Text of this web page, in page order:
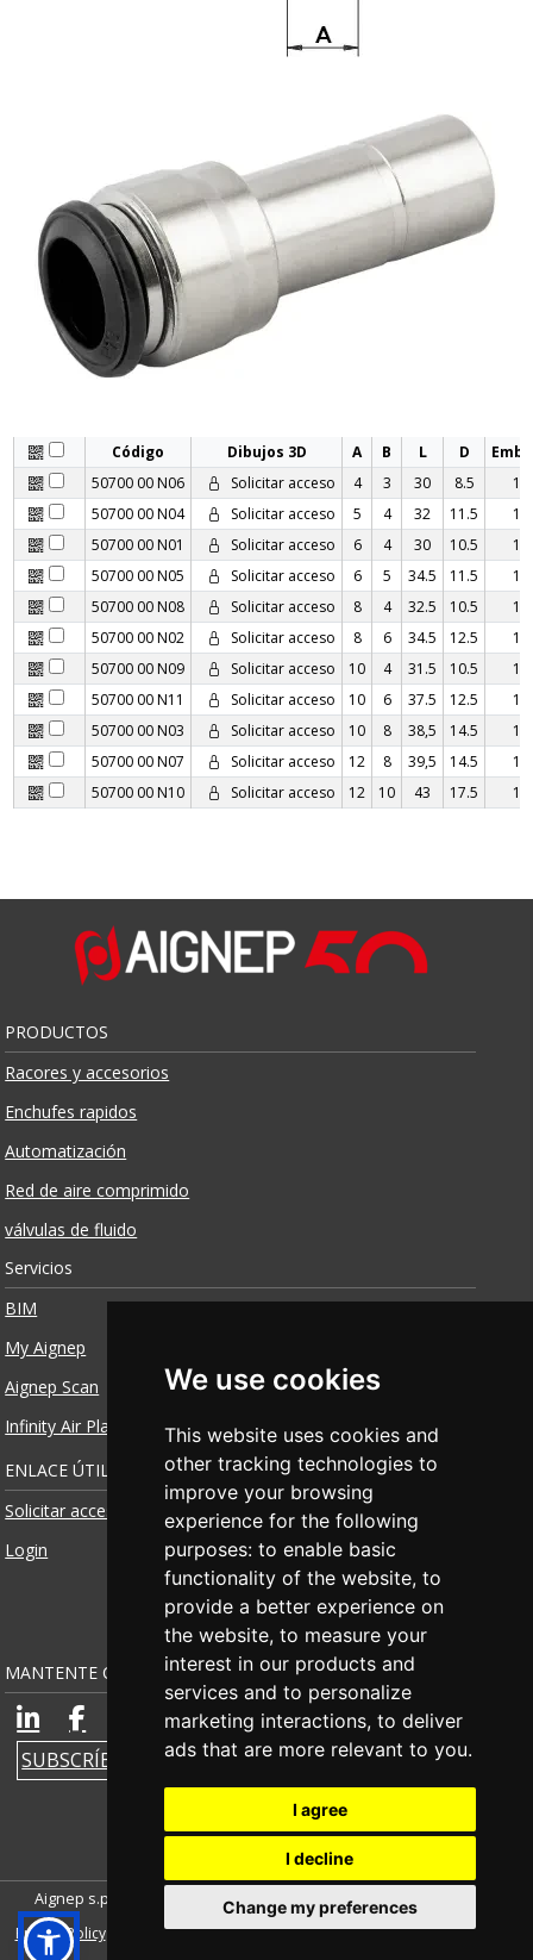
We use cookies
This website uses cookies and
other tracking technologies to
improve your browsing
experience for the following
purposes: to enable basic
functionality of the website, to
provide a better experience on
the website, to measure your
interest in our products and
services and to personalize
marketing interactions, to deliver
ads that are more relevant to you.
I agree
I decline
Change my preferences
Código Dibujos 3D A B L D
50700 00 N06
Solicitar acceso 4 3 30 8.5
10
50700 00 N04
Solicitar acceso 5 4 32 11.5
10
50700 00 N01
Solicitar acceso 6 4 30 10.5
10
50700 00 N05
Solicitar acceso 6 5 34.5 11.5
10
50700 00 N08
Solicitar acceso 8 4 32.5 10.5
10
50700 00 N02
Solicitar acceso 8 6 34.5 12.5
10
50700 00 N09
Solicitar acceso 10 4 31.5 10.5
10
50700 00 N11
Solicitar acceso 10 6 37.5 12.5
10
50700 00 N03
Solicitar acceso 10 8 38,5 14.5
10
50700 00 N07
Solicitar acceso 12 8 39,5 14.5
10
50700 00 N10
Solicitar acceso 12 10 43 17.5 10
PRODUCTOS
Racores y accesorios
Enchufes rapidos
Automatización
Red de aire comprimido
válvulas de fluido
Servicios
BIM
My Aignep
Aignep Scan
Infinity Air Planner
ENLACE ÚTIL
Solicitar acceso
Login
MANTENTE CONECTADO
SUBSCRÍBETE A LA NEWSLETTER
Aignep s.p.a. | P.IVA IT00579210980 | |
Privacy Policy| Cookie Policy|Whistleblowing|Igualdad de género